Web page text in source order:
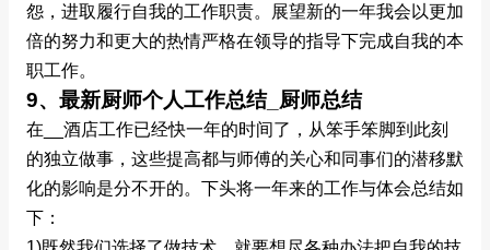
怨，进取履行自我的工作职责。展望新的一年我会以更加
倍的努力和更大的热情严格在领导的指导下完成自我的本
职工作。
9、最新厨师个人工作总结_厨师总结
在__酒店工作已经快一年的时间了，从笨手笨脚到此刻
的独立做事，这些提高都与师傅的关心和同事们的潜移默
化的影响是分不开的。下头将一年来的工作与体会总结如
下：